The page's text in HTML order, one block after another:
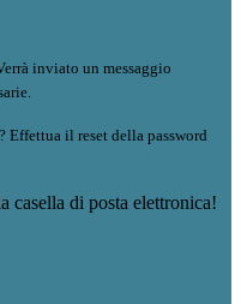
inviato un messaggio
Effettua il reset della password
casella di posta elettronica!